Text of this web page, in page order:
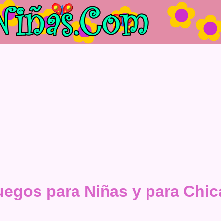
para Niñas y para